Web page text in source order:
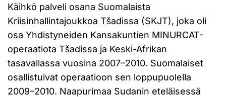
Käihkö palveli osana Suomalaista
Kriisinhallintajoukkoa Tšadissa (SKJT), joka oli
osa Yhdistyneiden Kansakuntien MINURCAT-
operaatiota Tšadissa ja Keski-Afrikan
tasavallassa vuosina 2007–2010. Suomalaiset
osallistuivat operaatioon sen loppupuolella
2009–2010. Naapurimaa Sudanin eteläisessä